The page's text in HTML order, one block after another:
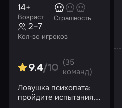
Возраст
14+
Страшность
Кол-во игроков
2–7
9.4/10
(35
команд)
Ловушка психопата:
пройдите испытания,